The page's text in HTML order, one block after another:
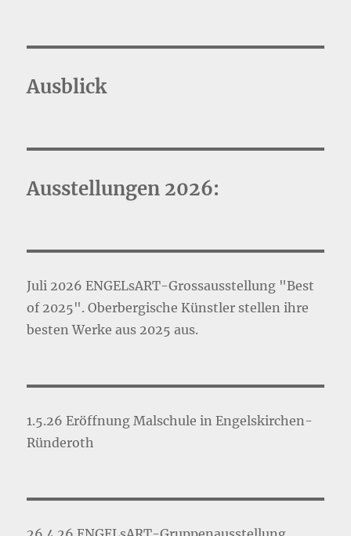
Ausblick
Ausstellungen 2026:
Juli 2026 ENGELsART-Grossausstellung "Best
of 2025". Oberbergische Künstler stellen ihre
besten Werke aus 2025 aus.
1.5.26 Eröffnung Malschule in Engelskirchen-
Ründeroth